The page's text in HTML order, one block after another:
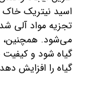
اسید نیتریک خاک
تجزیه مواد آلی
می‌شود. همچنین،
گیاه شود و کیفیت
گیاه را افزایش